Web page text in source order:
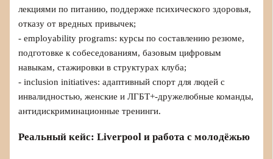
лекциями по питанию, поддержке психического здоровья,
отказу от вредных привычек;
- employability programs: курсы по составлению резюме,
подготовке к собеседованиям, базовым цифровым
навыкам, стажировки в структурах клуба;
- inclusion initiatives: адаптивный спорт для людей с
инвалидностью, женские и ЛГБТ+-дружелюбные команды,
антидискриминационные тренинги.
Реальный кейс: Liverpool и работа с молодёжью